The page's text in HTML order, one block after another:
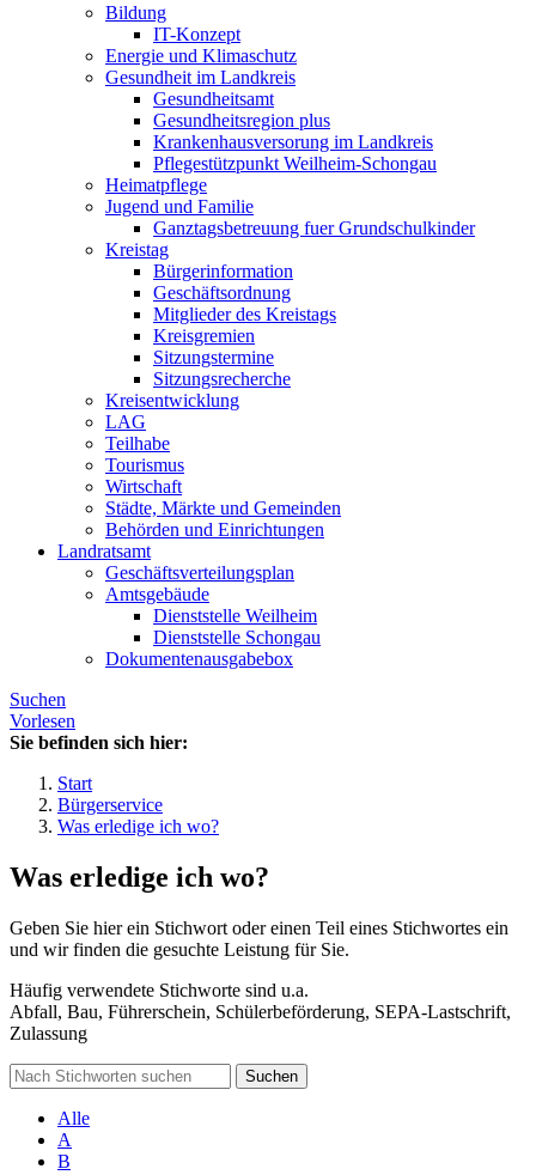
Bildung
IT-Konzept
Energie und Klimaschutz
Gesundheit im Landkreis
Gesundheitsamt
Gesundheitsregion plus
Krankenhausversorung im Landkreis
Pflegestützpunkt Weilheim-Schongau
Heimatpflege
Jugend und Familie
Ganztagsbetreuung fuer Grundschulkinder
Kreistag
Bürgerinformation
Geschäftsordnung
Mitglieder des Kreistags
Kreisgremien
Sitzungstermine
Sitzungsrecherche
Kreisentwicklung
LAG
Teilhabe
Tourismus
Wirtschaft
Städte, Märkte und Gemeinden
Behörden und Einrichtungen
Landratsamt
Geschäftsverteilungsplan
Amtsgebäude
Dienststelle Weilheim
Dienststelle Schongau
Dokumentenausgabebox
Suchen
Vorlesen
Sie befinden sich hier:
Start
Bürgerservice
Was erledige ich wo?
Was erledige ich wo?
Geben Sie hier ein Stichwort oder einen Teil eines Stichwortes ein
und wir finden die gesuchte Leistung für Sie.
Häufig verwendete Stichworte sind u.a.
Abfall, Bau, Führerschein, Schülerbeförderung, SEPA-Lastschrift,
Zulassung
Suchen
Alle
A
B